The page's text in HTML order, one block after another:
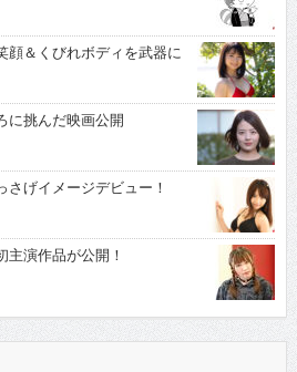
＆くびれボディを武器に
挑んだ映画公開
げイメージデビュー！
演作品が公開！